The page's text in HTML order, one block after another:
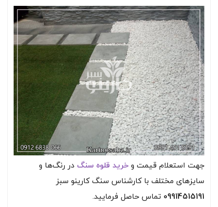
جهت استعلام قیمت و خرید قلوه سنگ در رنگ‌ها و
سایز‌های مختلف با کارشناس سنگ کارینو سبز
09914515191 تماس حاصل فرمایید.